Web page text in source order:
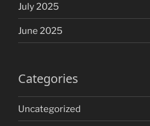
July 2025
June 2025
Categories
Uncategorized